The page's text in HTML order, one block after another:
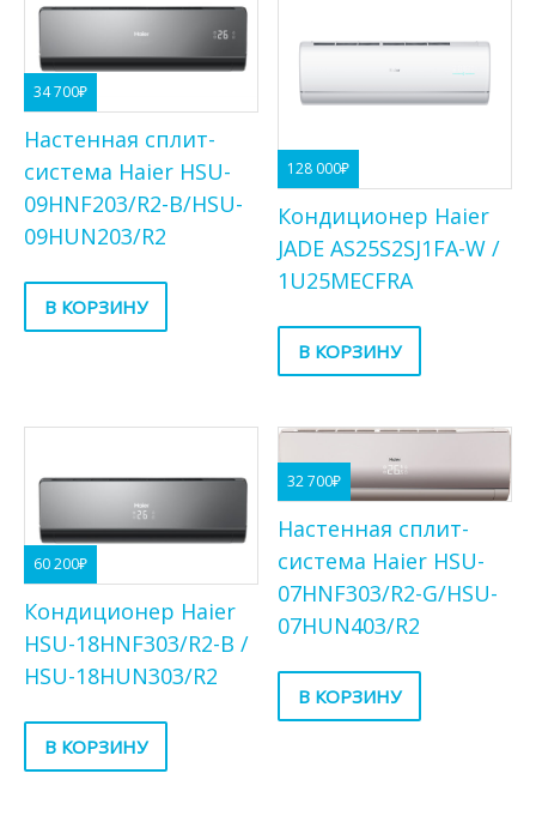
34 700₽
Настенная сплит-
система Haier HSU-
09HNF203/R2-B/HSU-
09HUN203/R2
В КОРЗИНУ
128 000₽
Кондиционер Haier
JADE AS25S2SJ1FA-W /
1U25MECFRA
В КОРЗИНУ
60 200₽
Кондиционер Haier
HSU-18HNF303/R2-B /
HSU-18HUN303/R2
В КОРЗИНУ
32 700₽
Настенная сплит-
система Haier HSU-
07HNF303/R2-G/HSU-
07HUN403/R2
В КОРЗИНУ